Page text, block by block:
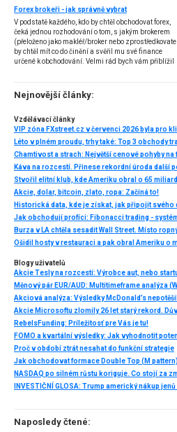
Forex brokeři - jak správně vybrat
V podstatě každého, kdo by chtěl obchodovat forex,
čeká jednou rozhodování o tom, s jakým brokerem
(přeloženo jako makléř/broker nebo
by chtěl mít co do činění a svěřil mu své finance
určené k obchodování. Velmi rád bych vám přiblížil
několik příkladů nejznámějších z nich.
Nejnovější články:
Vzdělávací články
VIP zóna FXstreet.cz v červenci 2026 byla pro
Káva na rozcestí. Přinese rekordní úroda další
Akcie, dolar, bitcoin, zlato, ropa: Začíná to!
Blogy uživatelů
Akcie Tesly na rozcestí: Výrobce aut, nebo
Měnový pár EUR/AUD: Multitimeframe analýza
RebelsFunding: Príležitosť pre Vás je tu!
FOMO a kvartální výsledky: Jak vyhodnotit
Proč v období ztrát nesahat do funkční strategie
Naposledy čtené: